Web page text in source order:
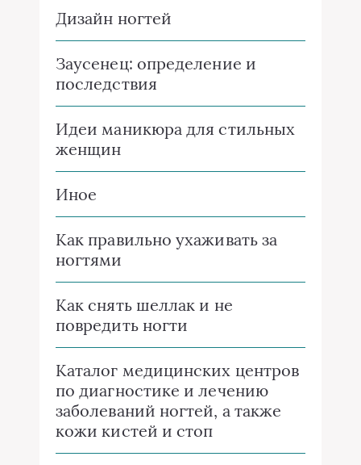
Дизайн ногтей
Заусенец: определение и
последствия
Идеи маникюра для стильных
женщин
Иное
Как правильно ухаживать за
ногтями
Как снять шеллак и не
повредить ногти
Каталог медицинских центров
по диагностике и лечению
заболеваний ногтей, а также
кожи кистей и стоп